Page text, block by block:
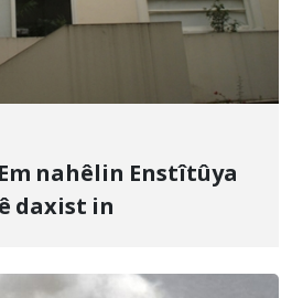
nahêlin Enstîtûya
daxist in